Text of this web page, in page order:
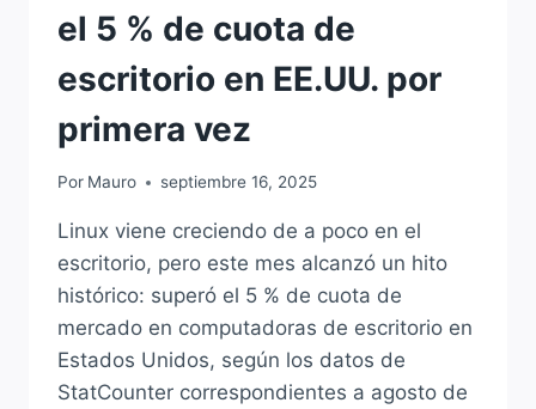
el 5 % de cuota de
escritorio en EE.UU. por
primera vez
Por Mauro septiembre 16, 2025
Linux viene creciendo de a poco en el
escritorio, pero este mes alcanzó un hito
histórico: superó el 5 % de cuota de
mercado en computadoras de escritorio en
Estados Unidos, según los datos de
StatCounter correspondientes a agosto de